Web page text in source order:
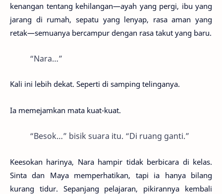
kenangan tentang kehilangan—ayah yang pergi, ibu yang
jarang di rumah, sepatu yang lenyap, rasa aman yang
retak—semuanya bercampur dengan rasa takut yang baru.
“Nara…”
Kali ini lebih dekat. Seperti di samping telinganya.
Ia memejamkan mata kuat-kuat.
“Besok…” bisik suara itu. “Di ruang ganti.”
Keesokan harinya, Nara hampir tidak berbicara di kelas.
Sinta dan Maya memperhatikan, tapi ia hanya bilang
kurang tidur. Sepanjang pelajaran, pikirannya kembali